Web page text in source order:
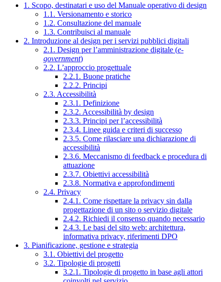
1. Scopo, destinatari e uso del Manuale operativo di design
1.1. Versionamento e storico
1.2. Consultazione del manuale
1.3. Contribuisci al manuale
2. Introduzione al design per i servizi pubblici digitali
2.1. Design per l’amministrazione digitale (e-
government)
2.2. L’approccio progettuale
2.2.1. Buone pratiche
2.2.2. Principi
2.3. Accessibilità
2.3.1. Definizione
2.3.2. Accessibilità by design
2.3.3. Principi per l’accessibilità
2.3.4. Linee guida e criteri di successo
2.3.5. Come rilasciare una dichiarazione di
accessibilità
2.3.6. Meccanismo di feedback e procedura di
attuazione
2.3.7. Obiettivi accessibilità
2.3.8. Normativa e approfondimenti
2.4. Privacy
2.4.1. Come rispettare la privacy sin dalla
progettazione di un sito o servizio digitale
2.4.2. Richiedi il consenso quando necessario
2.4.3. Le basi del sito web: architettura,
informativa privacy, riferimenti DPO
3. Pianificazione, gestione e strategia
3.1. Obiettivi del progetto
3.2. Tipologie di progetti
3.2.1. Tipologie di progetto in base agli attori